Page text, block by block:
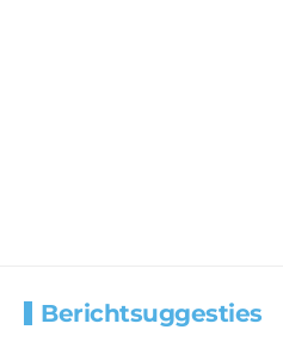
Berichtsuggesties